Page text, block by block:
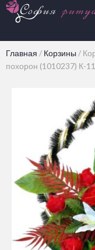
Главная / Корзины /
похорон (1010237) К-